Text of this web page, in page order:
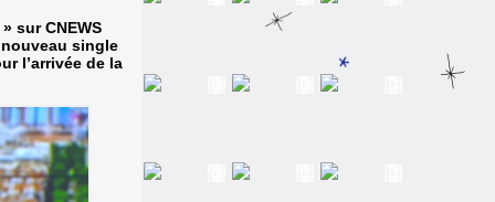
sur CNEWS
single
l’arrivée de la